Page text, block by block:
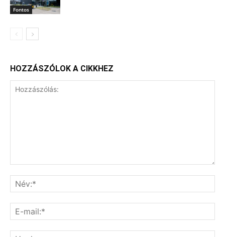
Fontos
HOZZÁSZÓLOK A CIKKHEZ